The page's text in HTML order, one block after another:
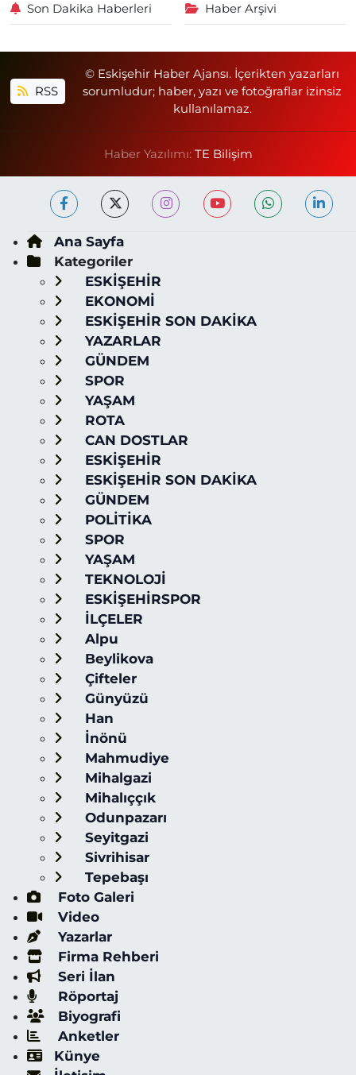
Son Dakika Haberleri Haber Arşivi
RSS
© Eskişehir Haber Ajansı. İçerikten yazarları
sorumludur; haber, yazı ve fotoğraflar izinsiz
kullanılamaz.
Haber Yazılımı: TE Bilişim
Ana Sayfa
Kategoriler
ESKİŞEHİR
EKONOMİ
ESKİŞEHİR SON DAKİKA
YAZARLAR
GÜNDEM
SPOR
YAŞAM
ROTA
CAN DOSTLAR
ESKİŞEHİR
ESKİŞEHİR SON DAKİKA
GÜNDEM
POLİTİKA
SPOR
YAŞAM
TEKNOLOJİ
ESKİŞEHİRSPOR
İLÇELER
Alpu
Beylikova
Çifteler
Günyüzü
Han
İnönü
Mahmudiye
Mihalgazi
Mihalıççık
Odunpazarı
Seyitgazi
Sivrihisar
Tepebaşı
Foto Galeri
Video
Yazarlar
Firma Rehberi
Seri İlan
Röportaj
Biyografi
Anketler
Künye